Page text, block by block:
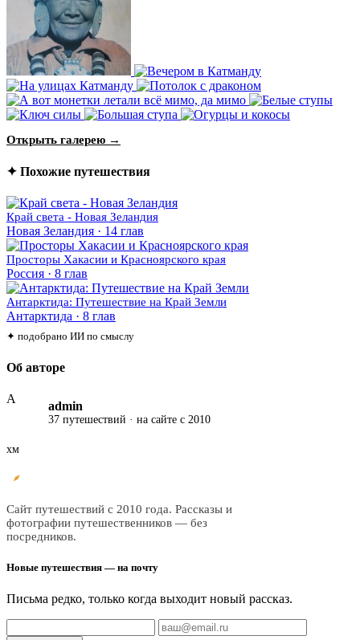
Открыть галерею →
✦ Похожие путешествия
Край света - Новая Зеландия
Новая Зеландия · 14 глав
Просторы Хакасии и Красноярского края
Россия · 8 глав
Антарктида: Путешествие на Край Земли
Антарктида · 8 глав
✦ подобрано ИИ по смыслу
Об авторе
A
admin
37 путешествий · на сайте с 2010
хм
Сайт путешествий с 2010 года. Рассказы и
фотографии путешественников — без
посредников.
Новые путешествия — на почту
Письма редко, только когда выходит новый рассказ.